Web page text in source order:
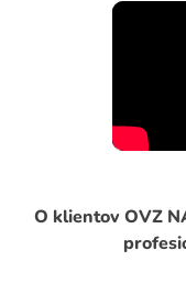
O klientov OVZ